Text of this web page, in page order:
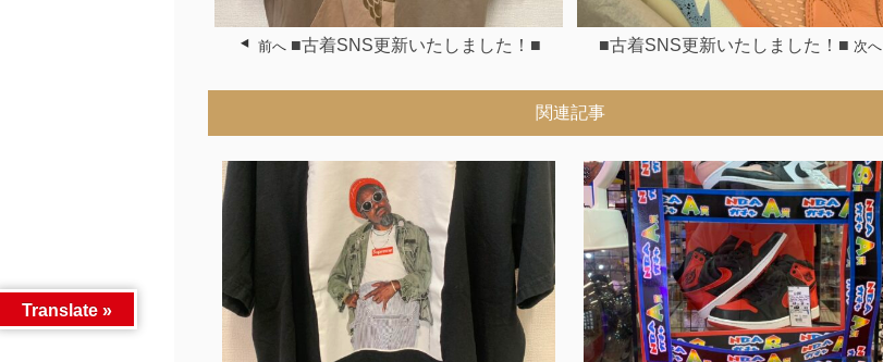
前へ ■古着SNS更新いたしました！■ ■古着SNS更新いたしました！■ 次へ
関連記事
Translate »